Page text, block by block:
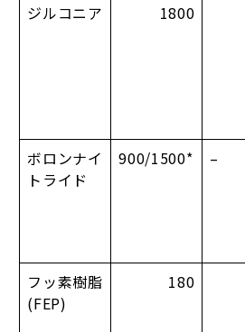
ジルコニア
1800
ボロンナイ
トライド
900/1500* –
フッ素樹脂
(FEP)
180